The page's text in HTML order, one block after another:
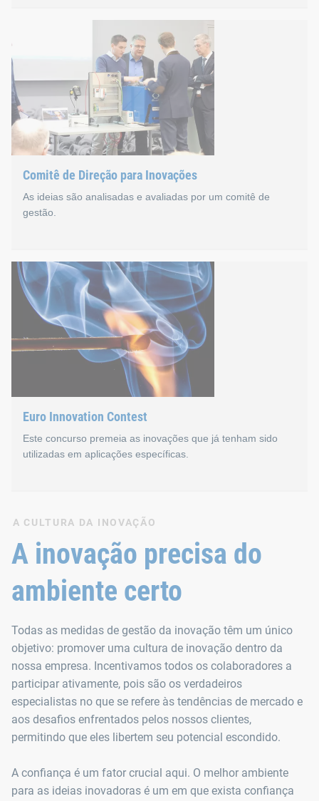
Análise de tendências e
Analisamos as tendências de mercado globais e definimos
Comitê de Direção para Inovações
As ideias são analisadas e avaliadas por um comitê de
gestão.
Comitê de Direção para
O Comitê de Direção para Inovações da Böllhoff reúne-se
Euro Innovation Contest
Este concurso premeia as inovações que já tenham sido
utilizadas em aplicações específicas.
Euro Innovation Contest
O Euro Innovation Contest é organizado a cada dois anos
Um júri de especialistas atribui, então, o prêmio de “Melhor
A CULTURA DA INOVAÇÃO
A inovação precisa do
ambiente certo
Todas as medidas de gestão da inovação têm um único
objetivo: promover uma cultura de inovação dentro da
nossa empresa. Incentivamos todos os colaboradores a
participar ativamente, pois são os verdadeiros
especialistas no que se refere às tendências de mercado e
aos desafios enfrentados pelos nossos clientes,
permitindo que eles libertem seu potencial escondido.
A confiança é um fator crucial aqui. O melhor ambiente
para as ideias inovadoras é um em que exista confiança